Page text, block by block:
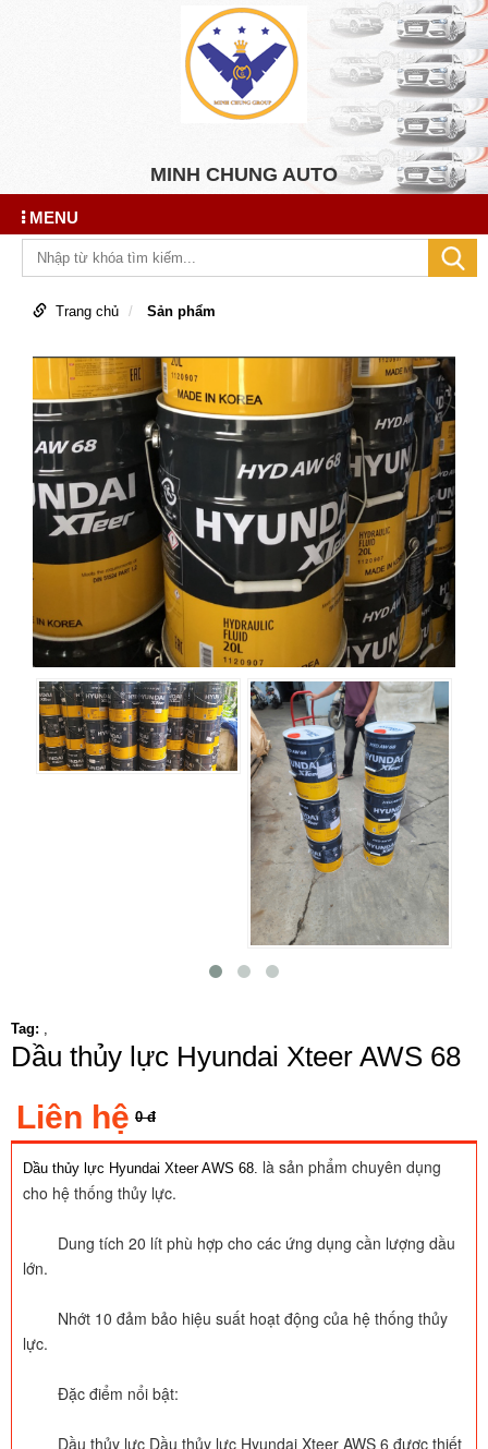
MINH CHUNG AUTO
MENU
Trang chủ Sản phẩm
Tag: ,
Dầu thủy lực Hyundai Xteer AWS 68
Liên hệ 0 đ
Dầu thủy lực Hyundai Xteer AWS 68. là sản phẩm chuyên dụng
cho hệ thống thủy lực.
lớn.
lực.
	Đặc điểm nổi bật: